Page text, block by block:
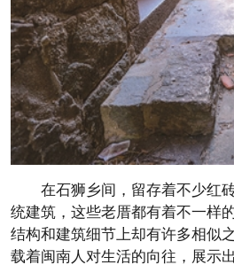
在石狮乡间，留存着不少红
统建筑，这些老厝都有着不一样
结构和建筑细节上却有许多相似
载着闽南人对生活的向往，展示